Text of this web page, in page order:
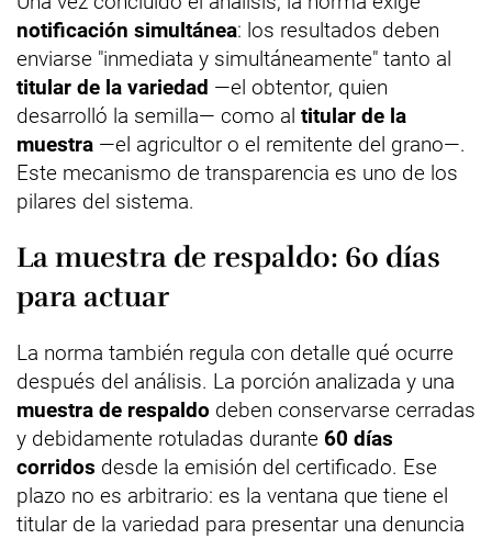
notificación simultánea: los resultados deben
enviarse "inmediata y simultáneamente" tanto al
titular de la variedad —el obtentor, quien
desarrolló la semilla— como al titular de la
muestra —el agricultor o el remitente del grano—.
Este mecanismo de transparencia es uno de los
pilares del sistema.
La muestra de respaldo: 60 días
para actuar
La norma también regula con detalle qué ocurre
después del análisis. La porción analizada y una
muestra de respaldo deben conservarse cerradas
y debidamente rotuladas durante 60 días
corridos desde la emisión del certificado. Ese
plazo no es arbitrario: es la ventana que tiene el
titular de la variedad para presentar una denuncia